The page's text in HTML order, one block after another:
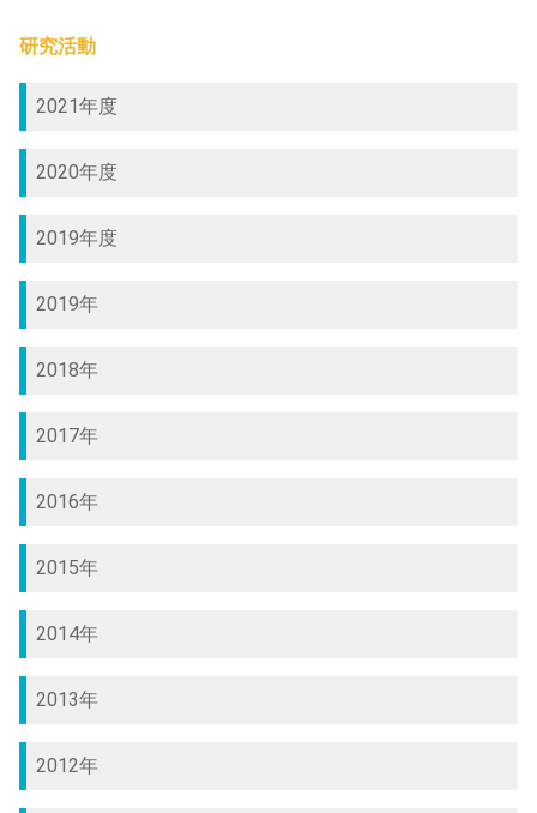
研究活動
2021年度
2020年度
2019年度
2019年
2018年
2017年
2016年
2015年
2014年
2013年
2012年